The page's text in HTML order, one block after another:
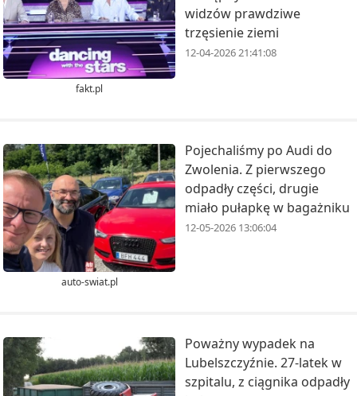
fakt.pl
widzów prawdziwe
trzęsienie ziemi
12-04-2026 21:41:08
auto-swiat.pl
Pojechaliśmy po Audi do
Zwolenia. Z pierwszego
odpadły części, drugie
miało pułapkę w bagażniku
12-05-2026 13:06:04
Poważny wypadek na
Lubelszczyźnie. 27-latek w
szpitalu, z ciągnika odpadły